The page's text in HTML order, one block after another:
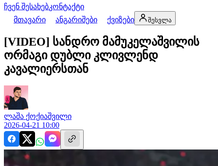
ჩვენ შესახებკონტაქტი
მთავარი
ანგარიშები ქვიზები შესვლა
[VIDEO] სანდრო მამუკელაშვილის
ორმაგი დუბლი კლივლენდ
კავალიერსთან
ლაშა ქოქიაშვილი
2026-04-21 10:00